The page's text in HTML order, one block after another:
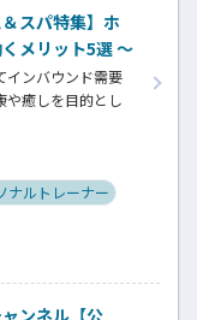
スパ特集】ホ
メリット5選 ～
ない、特別な
インバウンド需要
や癒しを目的とし
が重要な戦略と
ルネスプログラム
ー、コンディショ
業界でも高く評
とは⁉
ナルトレーナー